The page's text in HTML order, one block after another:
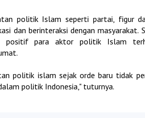
politik Islam seperti partai, figur
dan berinteraksi dengan masyarakat.
positif para aktor politik Islam
politik islam sejak orde baru tidak
politik Indonesia," tuturnya.